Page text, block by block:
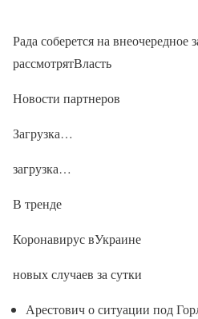
Рада соберется на внеочередное
рассмотрятВласть
Новости партнеров
Загрузка…
загрузка…
В тренде
Коронавирус вУкраине
новых случаев за сутки
Арестович о ситуации под